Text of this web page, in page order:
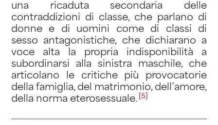
una ricaduta secondaria delle
contraddizioni di classe, che parlano di
donne e di uomini come di classi di
sesso antagonistiche, che dichiarano a
voce alta la propria indisponibilità a
subordinarsi alla sinistra maschile, che
articolano le critiche più provocatorie
della famiglia, del matrimonio, dell’amore,
della norma eterosessuale. [5]